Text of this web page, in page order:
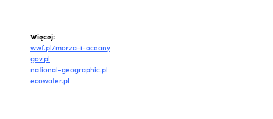
Więcej:
wwf.pl/morza-i-oceany
gov.pl
national-geographic.pl
ecowater.pl